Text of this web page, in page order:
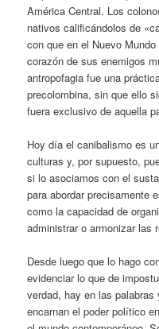
América Central. Los
nativos calificándolos de
con que en el Nuevo
corazón de sus enemigos
antropofagia fue una
precolombina, sin que ello
fuera exclusivo de aquella
Hoy día el canibalismo es
culturas y, por supuesto,
si lo asociamos con el
para abordar precisamente
como la capacidad de
administrar o armonizar las
Desde luego que lo hago
evidenciar lo que de
verdad, hay en las
encarnan el poder político